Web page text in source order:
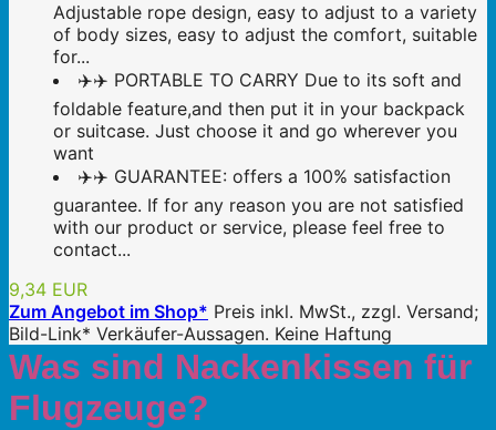
Adjustable rope design, easy to adjust to a variety
of body sizes, easy to adjust the comfort, suitable
for...
✈️✈️ PORTABLE TO CARRY Due to its soft and
foldable feature,and then put it in your backpack
or suitcase. Just choose it and go wherever you
want
✈️✈️ GUARANTEE: offers a 100% satisfaction
guarantee. If for any reason you are not satisfied
with our product or service, please feel free to
contact...
9,34 EUR
Zum Angebot im Shop* Preis inkl. MwSt., zzgl. Versand;
Bild-Link* Verkäufer-Aussagen. Keine Haftung
Was sind Nackenkissen für
Flugzeuge?